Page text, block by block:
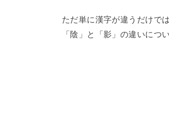
ただ単に漢字が違うだけで
「陰」と「影」の違いにつ